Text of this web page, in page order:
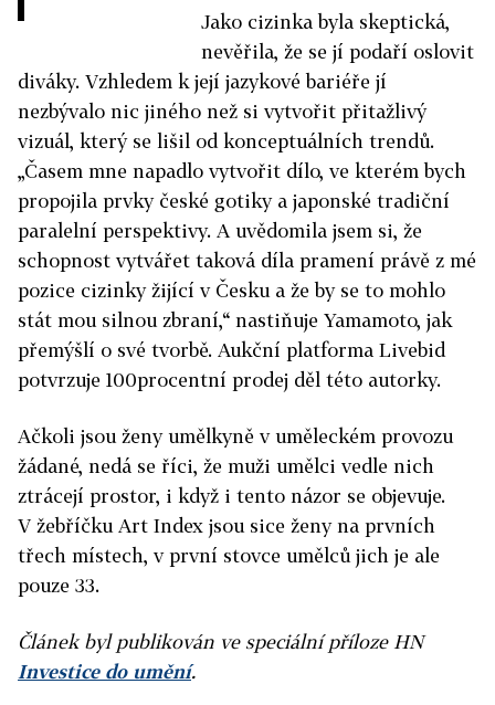
Jako cizinka byla skeptická,
nevěřila, že se jí podaří oslovit
diváky. Vzhledem k její jazykové bariéře jí
nezbývalo nic jiného než si vytvořit přitažlivý
vizuál, který se lišil od konceptuálních trendů.
„Časem mne napadlo vytvořit dílo, ve kterém bych
propojila prvky české gotiky a japonské tradiční
paralelní perspektivy. A uvědomila jsem si, že
schopnost vytvářet taková díla pramení právě z mé
pozice cizinky žijící v Česku a že by se to mohlo
stát mou silnou zbraní,“ nastiňuje Yamamoto, jak
přemýšlí o své tvorbě. Aukční platforma Livebid
potvrzuje 100procentní prodej děl této autorky.
Ačkoli jsou ženy umělkyně v uměleckém provozu
žádané, nedá se říci, že muži umělci vedle nich
ztrácejí prostor, i když i tento názor se objevuje.
V žebříčku Art Index jsou sice ženy na prvních
třech místech, v první stovce umělců jich je ale
pouze 33.
Článek byl publikován ve speciální příloze HN
Investice do umění.